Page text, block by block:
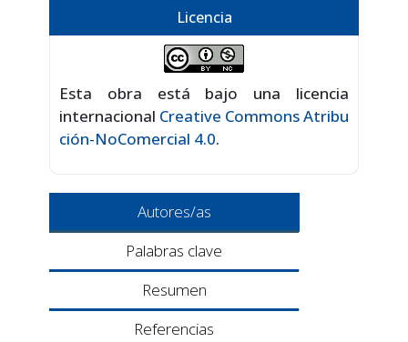
Licencia
Esta obra está bajo una licencia
internacional Creative Commons Atribu
ción-NoComercial 4.0.
Autores/as
Palabras clave
Resumen
Referencias